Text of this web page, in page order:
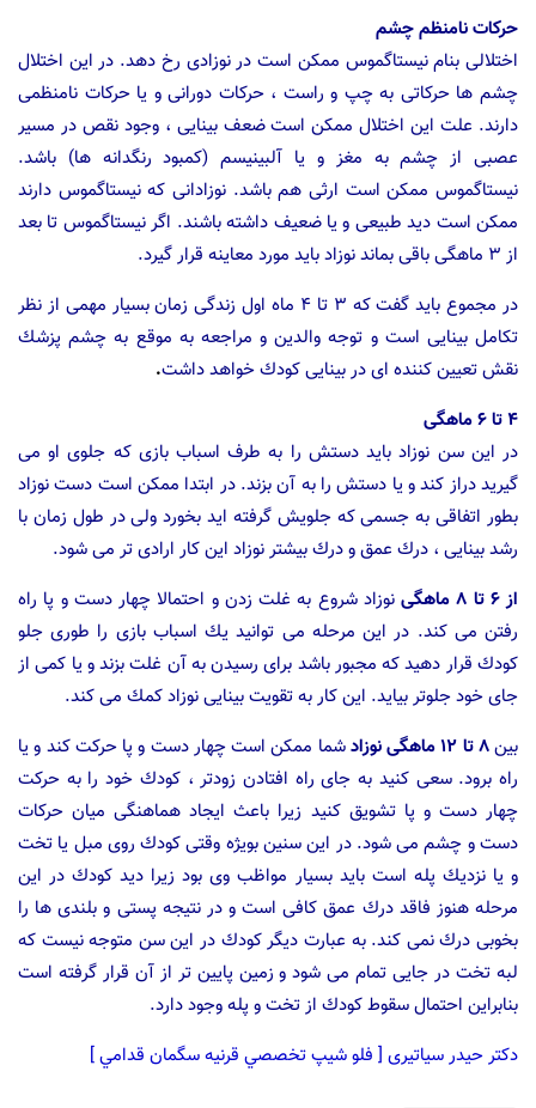
حركات نامنظم چشم
اختلالی بنام نیستاگموس ممكن است در نوزادی رخ دهد. در این اختلال
چشم ها حركاتی به چپ و راست ، حركات دورانی و یا حركات نامنظمی
دارند. علت این اختلال ممكن است ضعف بینایی ، وجود نقص در مسیر
عصبی از چشم به مغز و یا آلبینیسم (كمبود رنگدانه ها) باشد.
نیستاگموس ممكن است ارثی هم باشد. نوزادانی كه نیستاگموس دارند
ممكن است دید طبیعی و یا ضعیف داشته باشند. اگر نیستاگموس تا بعد
از ۳ ماهگی باقی بماند نوزاد باید مورد معاینه قرار گیرد.
در مجموع باید گفت كه ۳ تا ۴ ماه اول زندگی زمان بسیار مهمی از نظر
تكامل بینایی است و توجه والدین و مراجعه به موقع به چشم پزشك
نقش تعیین كننده ای در بینایی كودك خواهد داشت.
۴ تا ۶ ماهگی
در این سن نوزاد باید دستش را به طرف اسباب بازی كه جلوی او می
گیرید دراز كند و یا دستش را به آن بزند. در ابتدا ممكن است دست نوزاد
بطور اتفاقی به جسمی كه جلویش گرفته اید بخورد ولی در طول زمان با
رشد بینایی ، درك عمق و درك بیشتر نوزاد این كار ارادی تر می شود.
از ۶ تا ۸ ماهگی
نوزاد شروع به غلت زدن و احتمالا چهار دست و پا راه
رفتن می كند. در این مرحله می توانید یك اسباب بازی را طوری جلو
كودك قرار دهید كه مجبور باشد برای رسیدن به آن غلت بزند و یا كمی از
جای خود جلوتر بیاید. این كار به تقویت بینایی نوزاد كمك می كند.
بین۸ تا ۱۲ ماهگی نوزاد
شما ممكن است چهار دست و پا حركت كند و یا
راه برود. سعی كنید به جای راه افتادن زودتر ، كودك خود را به حركت
چهار دست و پا تشویق كنید زیرا باعث ایجاد هماهنگی میان حركات
دست و چشم می شود. در این سنین بویژه وقتی كودك روی مبل یا تخت
و یا نزدیك پله است باید بسیار مواظب وی بود زیرا دید كودك در این
مرحله هنوز فاقد درك عمق كافی است و در نتیجه پستی و بلندی ها را
بخوبی درك نمی كند. به عبارت دیگر كودك در این سن متوجه نیست كه
لبه تخت در جایی تمام می شود و زمین پایین تر از آن قرار گرفته است
بنابراین احتمال سقوط كودك از تخت و پله وجود دارد.
دکتر حیدر سیاتیری [ فلو شيپ تخصصي قرنيه سگمان قدامي ]